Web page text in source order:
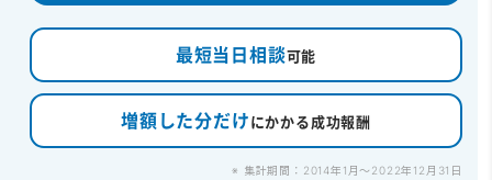
最短当日相談可能
増額した分だけにかかる成功報酬
※ 集計期間：2014年1月～2022年12月31日